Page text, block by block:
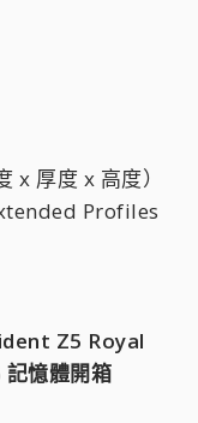
厚度 x 高度）
Profiles
Z5 Royal
憶體開箱